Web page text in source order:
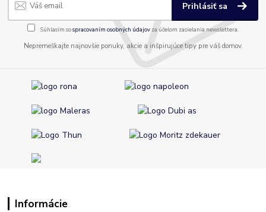
Prihlásiť sa
Súhlasím sospracovaním osobných údajov za účelom zasielania newslettera.
Nepremeškajte najnovšie ponuky, akcie a inšpirujúce tipy pre váš domov.
Informácie